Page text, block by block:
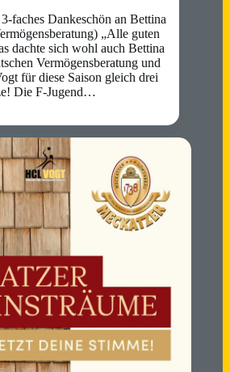
faches Dankeschön an Bettina
„Alle guten
dachte sich wohl auch Bettina
Vermögensberatung und
für diese Saison gleich drei
Die F-Jugend…